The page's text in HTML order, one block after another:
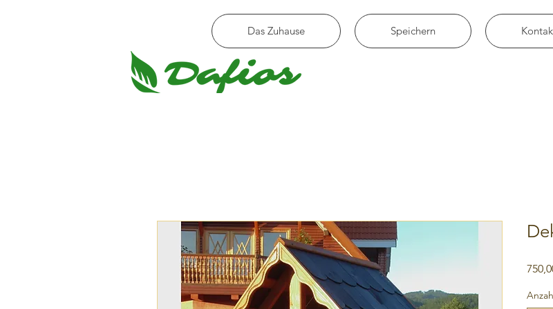
Das Zuhause Speichern
Anzahl